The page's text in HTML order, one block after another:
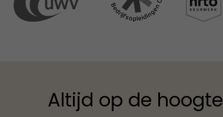
Altijd op de hoogte